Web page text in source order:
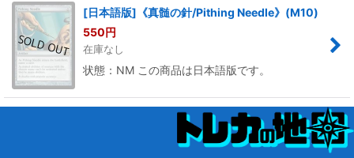
[日本語版]《真髄の針/Pithing Needle》(M10)
550円
在庫なし
状態：NM この商品は日本語版です。